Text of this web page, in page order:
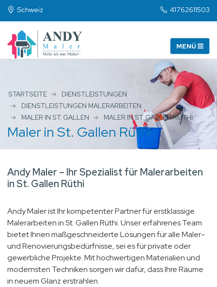
Schweiz 41762611503
STARTSEITE
DIENSTLEISTUNGEN
DIENSTLEISTUNGEN MALERARBEITEN
MALER IN ST. GALLEN
MALER IN ST. GALLEN RÜTHI
Maler in St. Gallen Rüthi
Andy Maler – Ihr Spezialist für Malerarbeiten
in St. Gallen Rüthi
Andy Maler ist Ihr kompetenter Partner für erstklassige
Malerarbeiten in St. Gallen Rüthi. Unser erfahrenes Team
bietet Ihnen maßgeschneiderte Lösungen für alle Maler-
und Renovierungsbedürfnisse, sei es für private oder
gewerbliche Projekte. Mit hochwertigen Materialien und
modernsten Techniken sorgen wir dafür, dass Ihre Räume
in neuem Glanz erstrahlen.